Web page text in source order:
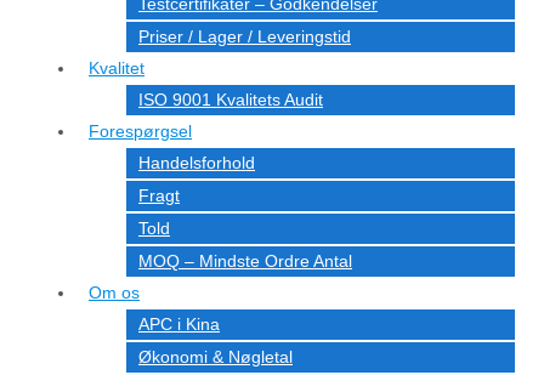
Priser / Lager / Leveringstid
Kvalitet
ISO 9001 Kvalitets Audit
Forespørgsel
Handelsforhold
Fragt
Told
MOQ – Mindste Ordre Antal
Om os
APC i Kina
Økonomi & Nøgletal